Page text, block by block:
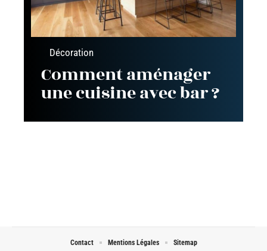
Décoration
Comment aménager
une cuisine avec bar ?
Contact Mentions Légales Sitemap